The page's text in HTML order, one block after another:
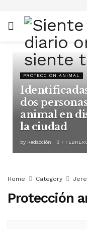
PROTECCIÓN ANIMAL
dos
animal en
la ciudad
by Redacción 7
Home Category
Protección